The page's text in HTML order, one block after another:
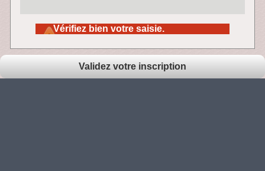
Vérifiez bien votre saisie.